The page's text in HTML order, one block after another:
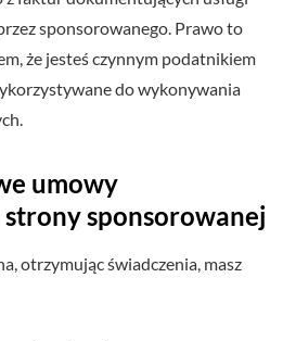
sponsorowanego. Prawo to
że jesteś czynnym podatnikiem
do wykonywania
umowy
sponsorowanej
otrzymując świadczenia, masz